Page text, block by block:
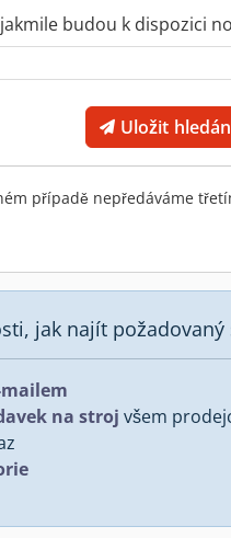
budou k dispozici
Uložit
případě nepředáváme
jak najít požadovaný
na stroj všem